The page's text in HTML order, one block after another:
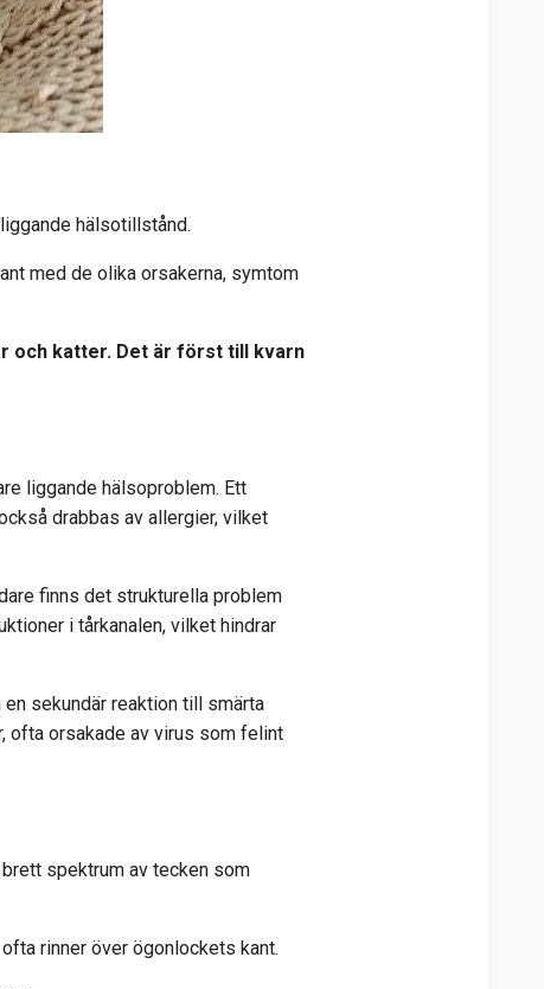
hälsotillstånd.
med de olika orsakerna, symtom
och katter. Det är först till kvarn
liggande hälsoproblem. Ett
drabbas av allergier, vilket
finns det strukturella problem
i tårkanalen, vilket hindrar
sekundär reaktion till smärta
ofta orsakade av virus som felint
spektrum av tecken som
rinner över ögonlockets kant.